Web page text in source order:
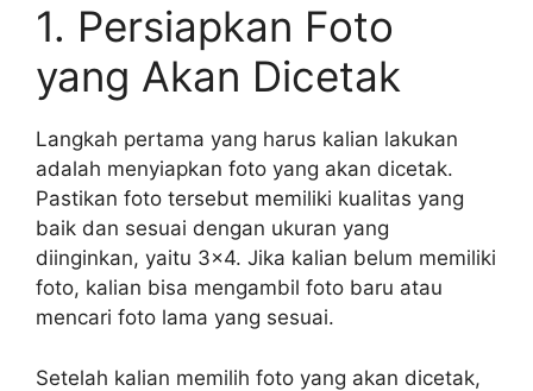
1. Persiapkan Foto
yang Akan Dicetak
Langkah pertama yang harus kalian lakukan
adalah menyiapkan foto yang akan dicetak.
Pastikan foto tersebut memiliki kualitas yang
baik dan sesuai dengan ukuran yang
diinginkan, yaitu 3×4. Jika kalian belum memiliki
foto, kalian bisa mengambil foto baru atau
mencari foto lama yang sesuai.
Setelah kalian memilih foto yang akan dicetak,